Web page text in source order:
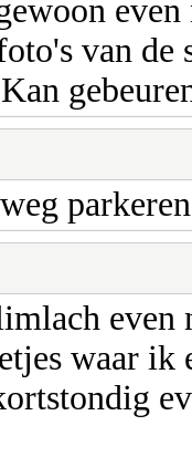
van de
waar